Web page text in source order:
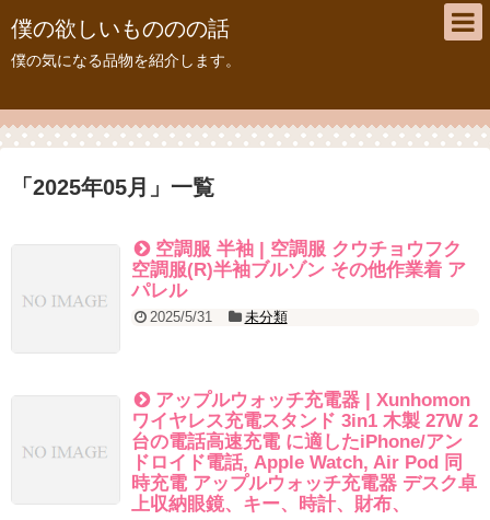
僕の欲しいもののの話
僕の気になる品物を紹介します。
「 2025年05月 」 一覧
空調服 半袖 | 空調服 クウチョウフク
空調服(R)半袖ブルゾン その他作業着 ア
パレル
2025/5/31 未分類
アップルウォッチ充電器 | Xunhomon
ワイヤレス充電スタンド 3in1 木製 27W 2
台の電話高速充電 に適したiPhone/アン
ドロイド電話, Apple Watch, Air Pod 同
時充電 アップルウォッチ充電器 デスク卓
上収納眼鏡、キー、時計、財布、